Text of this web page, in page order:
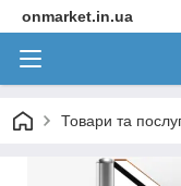
onmarket.in.ua
Товари та